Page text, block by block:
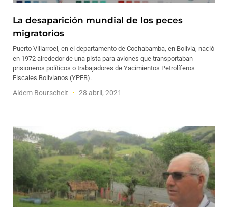
La desaparición mundial de los peces
migratorios
Puerto Villarroel, en el departamento de Cochabamba, en Bolivia, nació
en 1972 alrededor de una pista para aviones que transportaban
prisioneros políticos o trabajadores de Yacimientos Petrolíferos
Fiscales Bolivianos (YPFB).
Aldem Bourscheit 28 abril, 2021